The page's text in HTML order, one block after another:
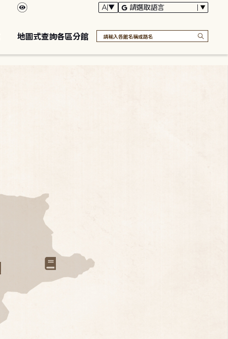
地圖式查詢各區分館